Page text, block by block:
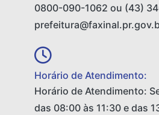
0800-090-1062 ou (43)
Horário de Atendimento:
Horário de Atendimento:
das 08:00 às 11:30 e das